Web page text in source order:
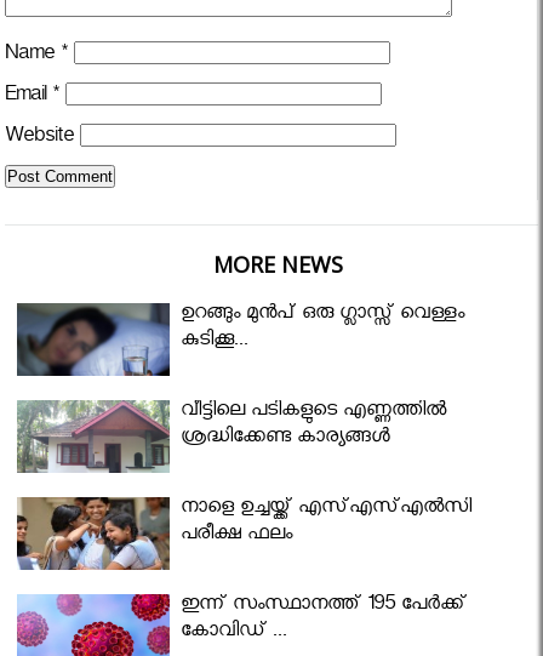
Name *
Email *
Website
MORE NEWS
ഉറങ്ങും മുന്‍പ് ഒരു ഗ്ലാസ്സ് വെള്ളം
കുടിക്കൂ...
വീട്ടിലെ പടികളുടെ എണ്ണത്തിൽ
ശ്രദ്ധിക്കേണ്ട കാര്യങ്ങൾ
നാളെ ഉച്ചയ്ക്ക് എസ്എസ്എല്‍സി
പരീക്ഷ ഫലം
ഇന്ന് സംസ്ഥാനത്ത് 195 പേര്‍ക്ക്
കോവിഡ് ...